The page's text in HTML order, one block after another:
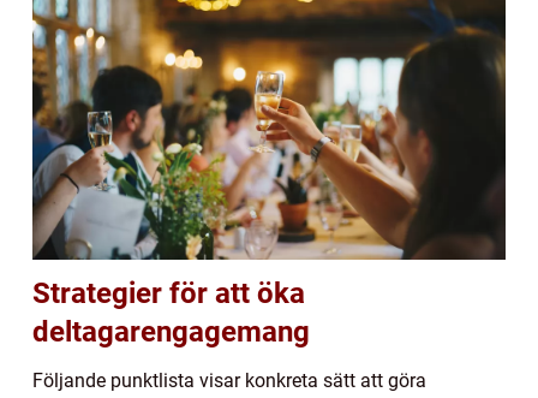
Strategier för att öka
deltagarengagemang
Följande punktlista visar konkreta sätt att göra